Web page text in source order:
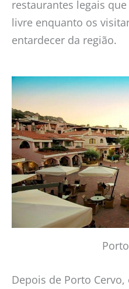
restaurantes legais
livre enquanto os
entardecer da região.
Depois de Porto